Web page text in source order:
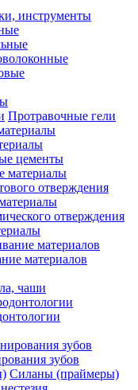
инструменты
Протравочные гели
цементы
материалы
отверждения
отверждения
материалов
чаши
зубов
Силаны (праймеры)